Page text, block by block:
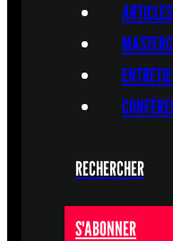
ARTICLES
RECHERCHER
S'ABONNER